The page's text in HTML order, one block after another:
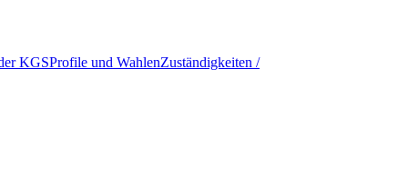
KGSProfile und WahlenZuständigkeiten /